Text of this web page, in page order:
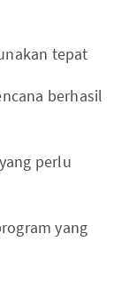
tepat
berhasil
perlu
yang